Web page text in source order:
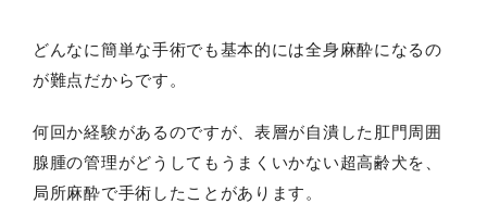
どんなに簡単な手術でも基本的には全身麻酔になるの
が難点だからです。
何回か経験があるのですが、表層が自潰した肛門周囲
腺腫の管理がどうしてもうまくいかない超高齢犬を、
局所麻酔で手術したことがあります。